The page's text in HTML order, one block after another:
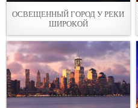
ОСВЕЩЕННЫЙ ГОРОД У РЕКИ
ШИРОКОЙ